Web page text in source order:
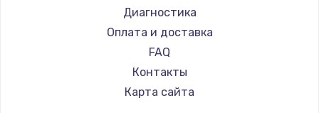
Machenike
iru
Titan Army
iFFALCON
Dahua
Диагностика
Оплата и доставка
FAQ
Контакты
Карта сайта